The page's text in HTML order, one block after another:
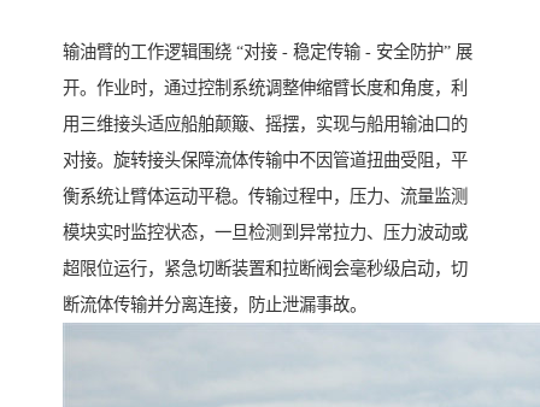
输油臂的工作逻辑围绕 “对接 - 稳定传输 - 安全防护” 展
开。作业时，通过控制系统调整伸缩臂长度和角度，利
用三维接头适应船舶颠簸、摇摆，实现与船用输油口的
对接。旋转接头保障流体传输中不因管道扭曲受阻，平
衡系统让臂体运动平稳。传输过程中，压力、流量监测
模块实时监控状态，一旦检测到异常拉力、压力波动或
超限位运行，紧急切断装置和拉断阀会毫秒级启动，切
断流体传输并分离连接，防止泄漏事故。